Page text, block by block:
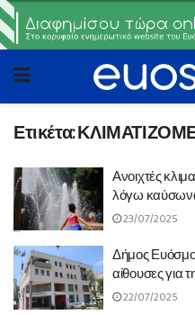
Ετικέτα:
Ανοιχτές
λόγω
23/07/2025
Δήμος
αίθουσες για
22/07/2025